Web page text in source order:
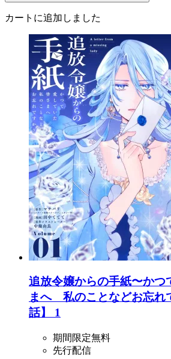
カートに追加しました
追放令嬢からの手紙〜かつ
まへ 私のことなどお忘れ
話】 1
期間限定無料
先行配信